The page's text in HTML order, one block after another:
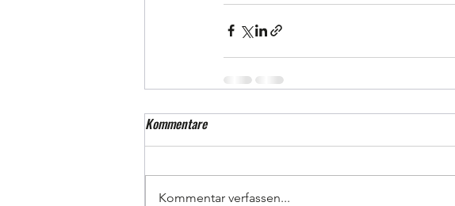
Kommentare
Kommentar verfassen...